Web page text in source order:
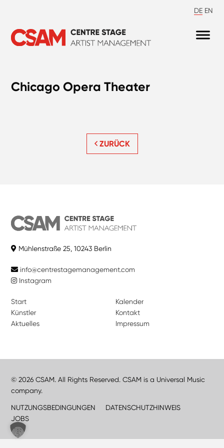
DE EN
Chicago Opera Theater
ZURÜCK
Mühlenstraße 25, 10243 Berlin
info@centrestagemanagement.com
Instagram
Start
Künstler
Aktuelles
Kalender
Kontakt
Impressum
© 2026 CSAM. All Rights Reserved. CSAM is a Universal Music
company.
NUTZUNGSBEDINGUNGEN
DATENSCHUTZHINWEIS
JOBS